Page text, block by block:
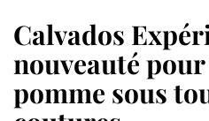
Calvados
nouveauté
pomme sous